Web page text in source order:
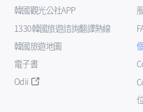
韓國觀光公社APP
1330韓國旅遊諮詢翻譯熱線
韓國旅遊地圖
電子書
Odii